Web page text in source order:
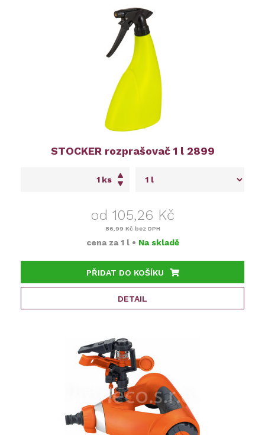
STOCKER rozprašovač 1 l 2899
ks
od 105,26 Kč
86,99 Kč bez DPH
cena za 1 l • Na skladě
PŘIDAT DO KOŠÍKU
DETAIL